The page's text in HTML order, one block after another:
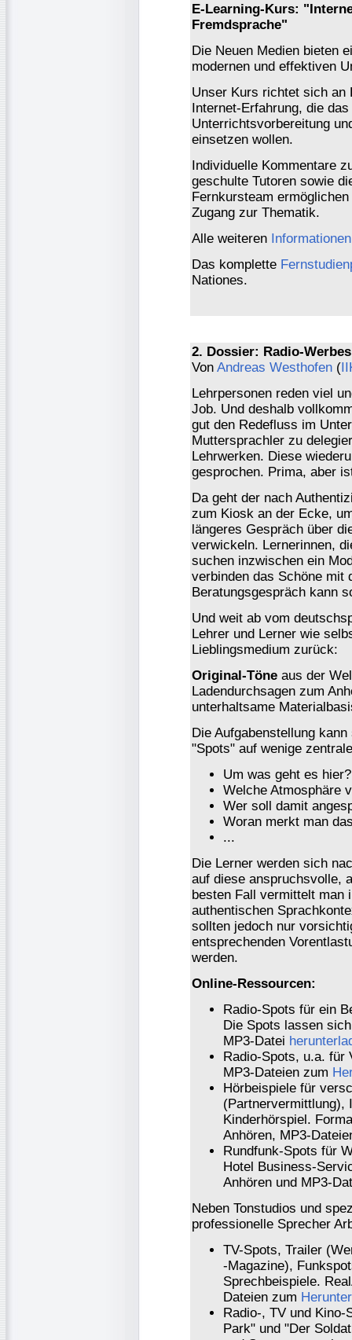
E-Learning-Kurs:
Fremdsprache"
Die Neuen Medien bieten
modernen und effektiven
Unser Kurs richtet sich an
Internet-Erfahrung, die
Unterrichtsvorbereitung
einsetzen wollen.
Individuelle Kommentare
geschulte Tutoren sowie
Fernkursteam
Zugang zur Thematik.
Alle weiteren
Das komplette
Nationes.
2. Dossier: Radio-
Von Andreas Westhofen (
Lehrpersonen reden viel
Job. Und deshalb
gut den Redefluss im
Muttersprachler zu
Lehrwerken. Diese
gesprochen. Prima, aber
Da geht der nach
zum Kiosk an der Ecke,
längeres Gespräch über
verwickeln. Lernerinnen,
suchen inzwischen ein
verbinden das Schöne mit
Beratungsgespräch kann
Und weit ab vom
Lehrer und Lerner wie
Lieblingsmedium zurück:
Original-Töne aus der
Ladendurchsagen zum
unterhaltsame
Die Aufgabenstellung
"Spots" auf wenige
Um was geht es hier?
Welche Atmosphäre
Wer soll damit
Woran merkt man
...
Die Lerner werden sich
auf diese anspruchsvolle,
besten Fall vermittelt man
authentischen
sollten jedoch nur
entsprechenden
werden.
Online-Ressourcen:
Radio-Spots für ein
Die Spots lassen
MP3-Datei
Radio-Spots, u.a. für
MP3-Dateien zum
Hörbeispiele für
(Partnervermittlung),
Kinderhörspiel.
Anhören, MP3-
Rundfunk-Spots für
Hotel Business-
Anhören und MP3-
Neben Tonstudios und
professionelle Sprecher
TV-Spots, Trailer
-Magazine),
Sprechbeispiele.
Dateien zum
Radio-, TV und
Park" und "Der